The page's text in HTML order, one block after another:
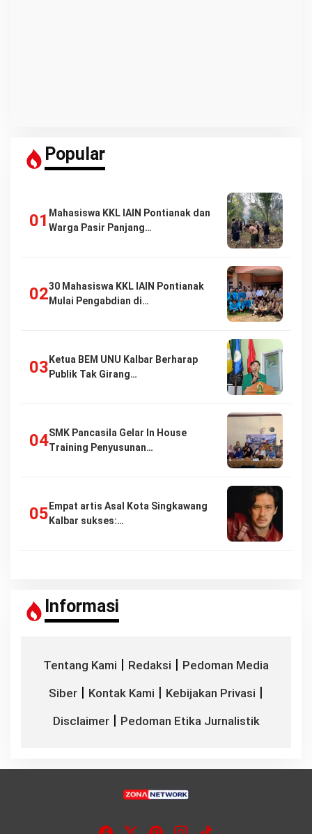
Popular
Mahasiswa KKL IAIN Pontianak dan
Warga Pasir Panjang…
30 Mahasiswa KKL IAIN Pontianak
Mulai Pengabdian di…
Ketua BEM UNU Kalbar Berharap
Publik Tak Girang…
SMK Pancasila Gelar In House
Training Penyusunan…
Empat artis Asal Kota Singkawang
Kalbar sukses:…
Informasi
Tentang Kami | Redaksi | Pedoman Media
Siber | Kontak Kami | Kebijakan Privasi |
Disclaimer| Pedoman Etika Jurnalistik